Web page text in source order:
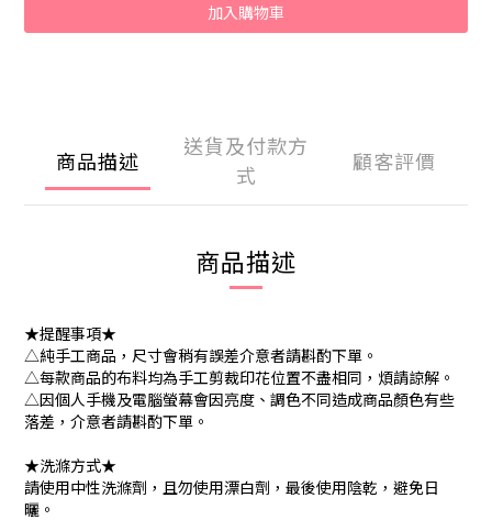
加入購物車
商品描述
送貨及付款方
式
顧客評價
商品描述
★提醒事項★
△純手工商品，尺寸會稍有誤差介意者請斟酌下單。
△每款商品的布料均為手工剪裁印花位置不盡相同，煩請諒解。
△因個人手機及電腦螢幕會因亮度、調色不同造成商品顏色有些
落差，介意者請斟酌下單。
★洗滌方式★
請使用中性洗滌劑，且勿使用漂白劑，最後使用陰乾，避免日
曬。